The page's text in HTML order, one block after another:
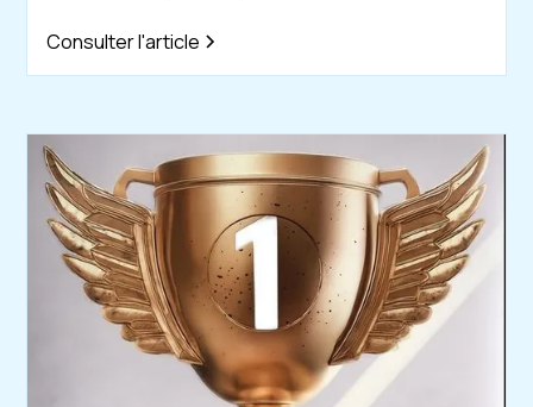
Consulter l'article